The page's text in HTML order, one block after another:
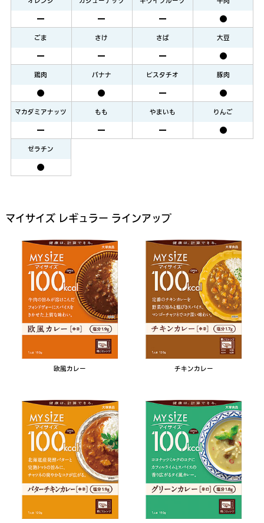
ごま さけ さば 大豆
鶏肉 バナナ ピスタチオ 豚肉
マカダミアナッツ もも やまいも りんご
ゼラチン
マイサイズ レギュラー ラインアップ
欧風カレー チキンカレー